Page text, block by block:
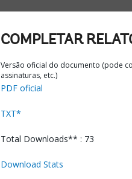
COMPLETAR
Versão oficial do documento (pode
assinaturas, etc.)
PDF oficial
TXT*
Total Downloads** : 73
Download Stats